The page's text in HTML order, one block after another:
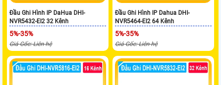
Đầu Ghi Hình IP DaHua DHI-
NVR5432-EI2 32 Kênh
5%-35%
Giá Gốc: Liên hệ
Đầu Ghi Hình IP Dahua DHI-
NVR5464-EI2 64 Kênh
5%-35%
Giá Gốc: Liên hệ